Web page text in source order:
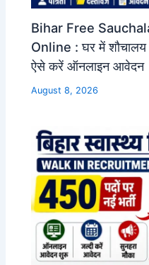
Bihar Free
Online : घर में
ऐसे करें ऑनलाइन आवेदन
August 8, 2026